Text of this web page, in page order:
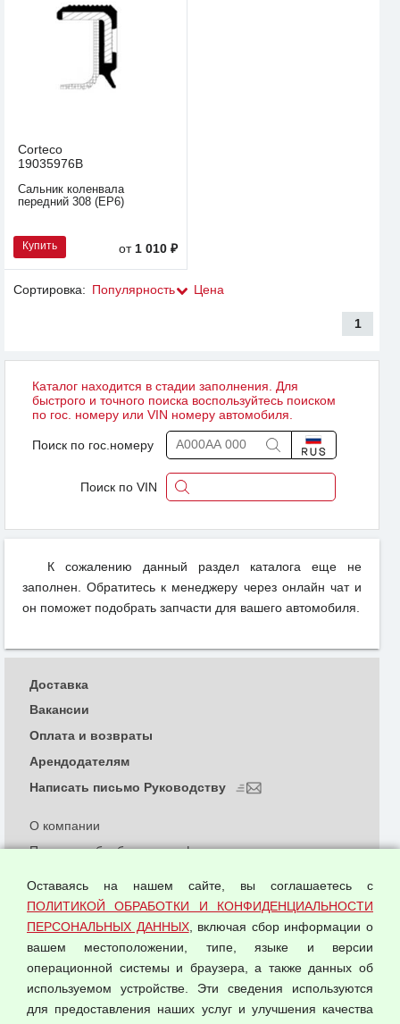
Corteco
19035976B
Сальник коленвала
передний 308 (EP6)
Купить от 1 010 ₽
Сортировка: Популярность Цена
1
Каталог находится в стадии заполнения. Для
быстрого и точного поиска воспользуйтесь поиском
по гос. номеру или VIN номеру автомобиля.
Поиск по гос.номеру
Поиск по VIN
К сожалению данный раздел каталога еще не
заполнен. Обратитесь к менеджеру через онлайн чат и
он поможет подобрать запчасти для вашего автомобиля.
© 2026 ООО "Феникс"
О компании
Политика обработки и конфиденциальности
Согласием на обработку персональных данных
Оферта оптовой купли-продажи
Публичная оферта
Доставка
Вакансии
Оплата и возвраты
Арендодателям
Написать письмо Руководству
Оставаясь на нашем сайте, вы соглашаетесь с
ПОЛИТИКОЙ ОБРАБОТКИ И КОНФИДЕНЦИАЛЬНОСТИ
ПЕРСОНАЛЬНЫХ ДАННЫХ, включая сбор информации о
вашем местоположении, типе, языке и версии
операционной системы и браузера, а также данных об
используемом устройстве. Эти сведения используются
для предоставления наших услуг и улучшения качества